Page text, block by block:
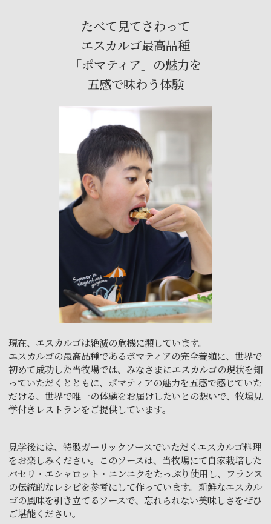
たべて見てさわって
エスカルゴ最高品種
「ポマティア」の魅力を
五感で味わう体験
現在、エスカルゴは絶滅の危機に瀕しています。
エスカルゴの最高品種であるポマティアの完全養殖に、世界で
初めて成功した当牧場では、みなさまにエスカルゴの現状を知
っていただくとともに、ポマティアの魅力を五感で感じていた
だける、世界で唯一の体験をお届けしたいとの想いで、牧場見
学付きレストランをご提供しています。
見学後には、特製ガーリックソースでいただくエスカルゴ料理
をお楽しみください。このソースは、当牧場にて自家栽培した
パセリ・エシャロット・ニンニクをたっぷり使用し、フランス
の伝統的なレシピを参考にして作っています。新鮮なエスカル
ゴの風味を引き立てるソースで、忘れられない美味しさをぜひ
ご堪能ください。